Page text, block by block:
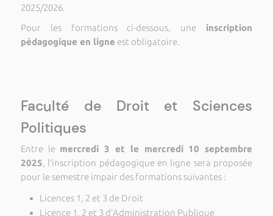
2025/2026.
Pour les formations ci-dessous, une inscription
pédagogique en ligne est obligatoire.
Faculté de Droit et Sciences
Politiques
Entre le mercredi 3 et le mercredi 10 septembre
2025, l’inscription pédagogique en ligne sera proposée
pour le semestre impair des formations suivantes :
Licences 1, 2 et 3 de Droit
Licence 1, 2 et 3 d'Administration Publique